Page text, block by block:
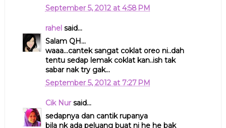
September 5, 2012 at 4:58 PM
rahelsaid...
Salam QH...
waaa...cantek sangat coklat oreo ni..dah
tentu sedap lemak coklat kan..ish tak
sabar nak try gak...
September 5, 2012 at 7:27 PM
Cik Nursaid...
sedapnya dan cantik rupanya
bila nk ada peluang buat ni he he bak